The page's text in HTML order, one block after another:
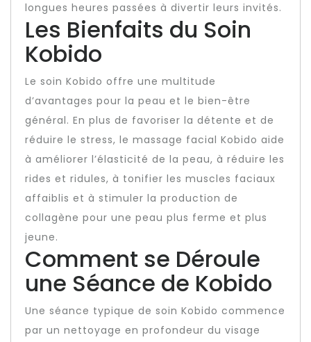
longues heures passées à divertir leurs invités.
Les Bienfaits du Soin
Kobido
Le soin Kobido offre une multitude
d’avantages pour la peau et le bien-être
général. En plus de favoriser la détente et de
réduire le stress, le massage facial Kobido aide
à améliorer l’élasticité de la peau, à réduire les
rides et ridules, à tonifier les muscles faciaux
affaiblis et à stimuler la production de
collagène pour une peau plus ferme et plus
jeune.
Comment se Déroule
une Séance de Kobido
Une séance typique de soin Kobido commence
par un nettoyage en profondeur du visage